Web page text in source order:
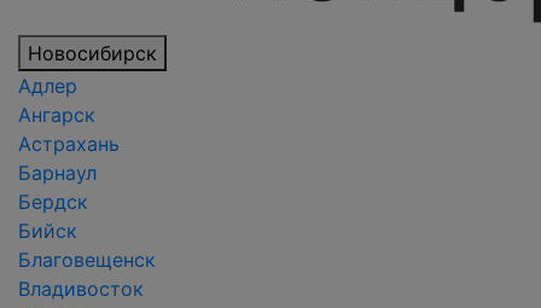
Новосибирск
Адлер
Ангарск
Астрахань
Барнаул
Бердск
Бийск
Благовещенск
Владивосток